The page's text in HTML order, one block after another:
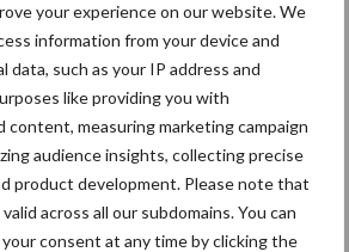
your experience on our website. We
information from your device and
data, such as your IP address and
like providing you with
content, measuring marketing campaign
audience insights, collecting precise
product development. Please note that
across all our subdomains. You can
consent at any time by clicking the
Bemesting Fokkerij